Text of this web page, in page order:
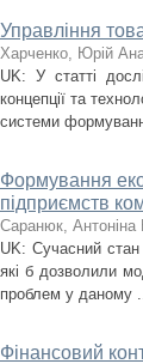
Управління
Харченко, Юрій
UK: У статті
концепції та
системи
Формування
підприємств
Саранюк, Антоніна
UK: Сучасний
які б дозволили
проблем у даному
Фінансовий